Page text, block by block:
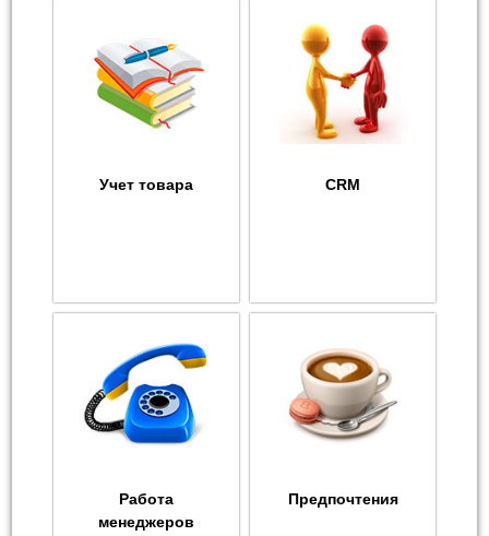
Учет товара CRM
Работа
менеджеров
Предпочтения